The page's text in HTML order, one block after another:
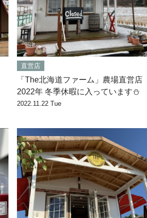
直営店
「The北海道ファーム」農場直営店
2022年 冬季休暇に入っています⛄
2022.11.22 Tue